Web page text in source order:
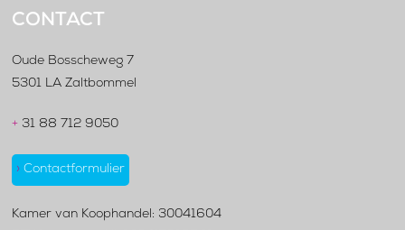
CONTACT
Oude Bosscheweg 7
5301 LA Zaltbommel
+ 31 88 712 9050
› Contactformulier
Kamer van Koophandel: 30041604